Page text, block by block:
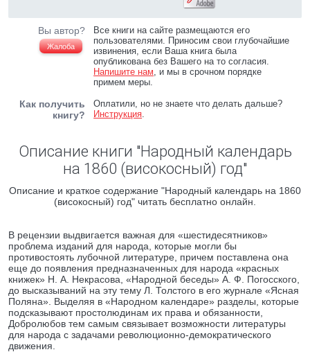
Вы автор?
Жалоба
Все книги на сайте размещаются его
пользователями. Приносим свои глубочайшие
извинения, если Ваша книга была
опубликована без Вашего на то согласия.
Напишите нам, и мы в срочном порядке
примем меры.
Как получить
книгу?
Оплатили, но не знаете что делать дальше?
Инструкция.
Описание книги "Народный календарь
на 1860 (високосный) год"
Описание и краткое содержание "Народный календарь на 1860
(високосный) год" читать бесплатно онлайн.
В рецензии выдвигается важная для «шестидесятников»
проблема изданий для народа, которые могли бы
противостоять лубочной литературе, причем поставлена она
еще до появления предназначенных для народа «красных
книжек» Н. А. Некрасова, «Народной беседы» А. Ф. Погосского,
до высказываний на эту тему Л. Толстого в его журнале «Ясная
Поляна». Выделяя в «Народном календаре» разделы, которые
подсказывают простолюдинам их права и обязанности,
Добролюбов тем самым связывает возможности литературы
для народа с задачами революционно-демократического
движения.